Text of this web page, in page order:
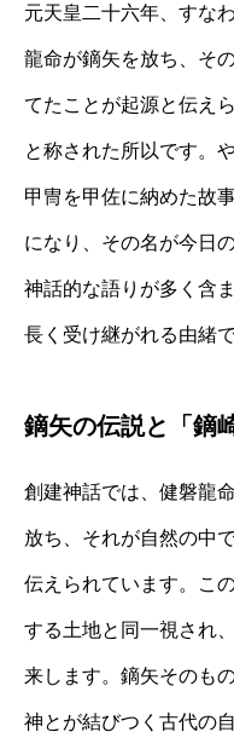
元天皇二十六年、すな
龍命が鏑矢を放ち、そ
てたことが起源と伝え
と称された所以です。
甲冑を甲佐に納めた故
になり、その名が今日
神話的な語りが多く含
長く受け継がれる由緒で
鏑矢の伝説と「鏑
創建神話では、健磐龍
放ち、それが自然の中
伝えられています。こ
する土地と同一視され
来します。鏑矢そのも
神とが結びつく古代の